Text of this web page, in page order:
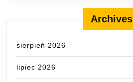
Archives
sierpień 2026
lipiec 2026